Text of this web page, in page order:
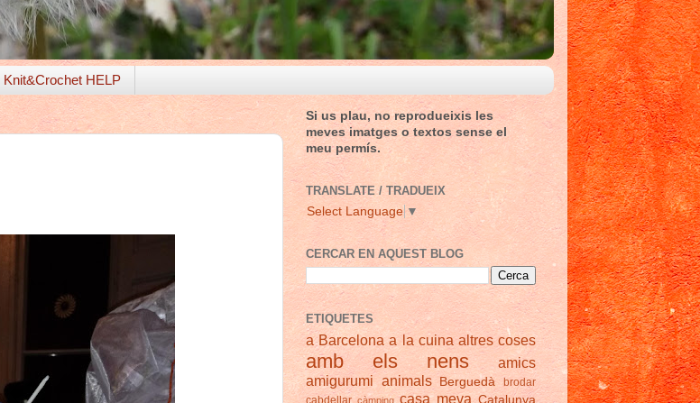
Knit&Crochet HELP
Si us plau, no reprodueixis les
meves imatges o textos sense el
meu permís.
TRANSLATE / TRADUEIX
Select Language ▼
CERCAR EN AQUEST BLOG
ETIQUETES
a Barcelona a la cuina altres coses
amb els nens
amics
amigurumi animals Berguedà
brodar
cabdellar càmping casa meva Catalunya